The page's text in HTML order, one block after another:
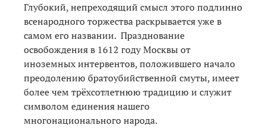
Глубокий, непреходящий смысл этого подлинно
всенародного торжества раскрывается уже в
самом его названии. Празднование
освобождения в 1612 году Москвы от
иноземных интервентов, положившего начало
преодолению братоубийственной смуты, имеет
более чем трёхсотлетнюю традицию и служит
символом единения нашего
многонационального народа.